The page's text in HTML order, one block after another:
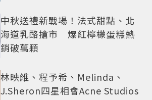
中秋送禮新戰場！法式甜點、北
海道乳酪搶市 爆紅檸檬蛋糕熱
銷破萬顆
林映維、程予希、Melinda、
J.Sheron四星相會Acne Studios